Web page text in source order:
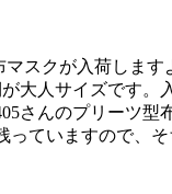
スクが入荷します
大人サイズです。
さんのプリーツ型
っていますので、